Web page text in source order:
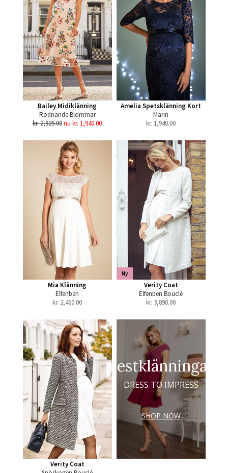
Bailey Midiklänning
Rodnande Blommar
kr. 2,925.00nu kr. 1,940.00
Amelia Spetsklänning Kort
Marin
kr. 1,940.00
Mia Klänning
Elfenben
kr. 2,460.00
Ny
Verity Coat
Elfenben Bouclé
kr. 3,890.00
Verity Coat
Festklänningar
DRESS TO IMPRESS
SHOP NOW